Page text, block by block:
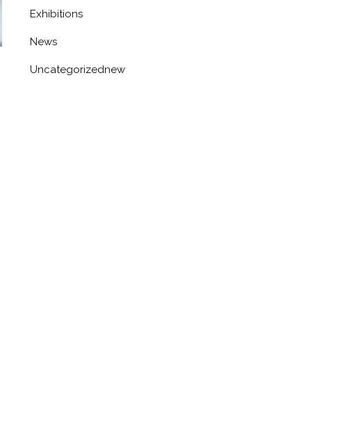
Exhibitions
News
Uncategorizednew